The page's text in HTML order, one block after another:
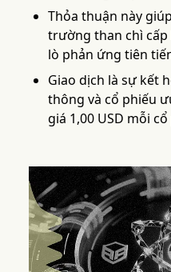
Thỏa thuận này
trường than chì cấp
lò phản ứng tiên
Giao dịch là sự kết
thông và cổ phiếu
giá 1,00 USD mỗi